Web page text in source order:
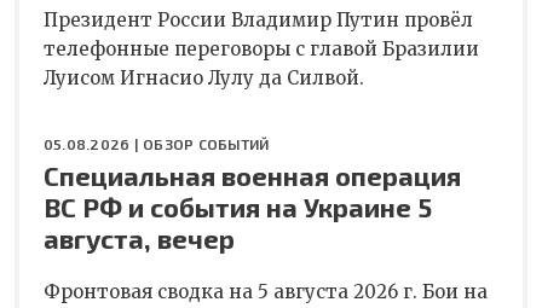
Президент России Владимир Путин провёл
телефонные переговоры с главой Бразилии
Луисом Игнасио Лулу да Силвой.
05.08.2026 | ОБЗОР СОБЫТИЙ
Специальная военная операция
ВС РФ и события на Украине 5
августа, вечер
Фронтовая сводка на 5 августа 2026 г. Бои на